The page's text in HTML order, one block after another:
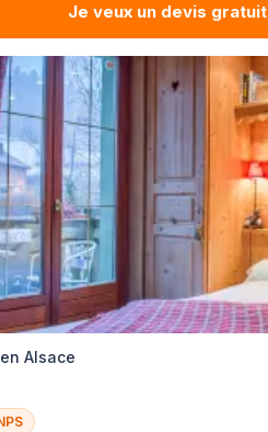
Je veux un devis gratuit
Alsace